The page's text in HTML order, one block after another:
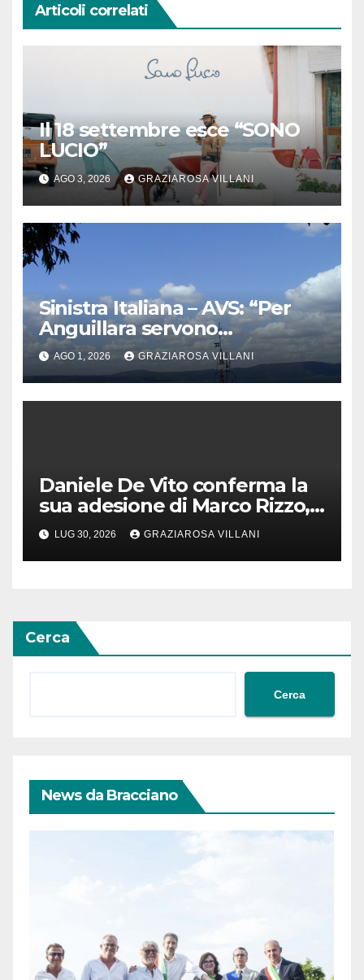
Articoli correlati
Il 18 settembre esce “SONO
LUCIO”
AGO 3, 2026 GRAZIAROSA VILLANI
Sinistra Italiana – AVS: “Per
Anguillara servono
trasparenza, partecipazione e
scelte politiche coraggiose”
AGO 1, 2026 GRAZIAROSA VILLANI
Daniele De Vito conferma la
sua adesione di Marco Rizzo,
nel rispetto delle decisioni
del 1° Congress
LUG 30, 2026 GRAZIAROSA VILLANI
Cerca
Cerca
News da Bracciano